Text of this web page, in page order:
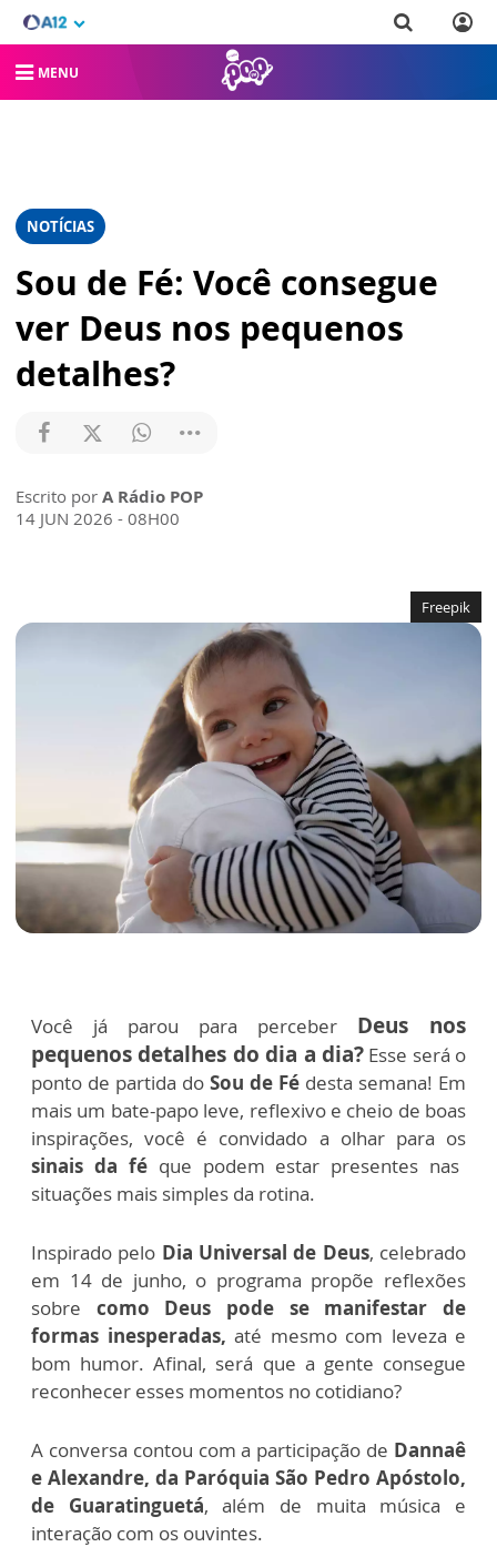
MENU
NOTÍCIAS
Sou de Fé: Você consegue
ver Deus nos pequenos
detalhes?
Escrito por A Rádio POP
14 JUN 2026 - 08H00
Freepik
Você já parou para perceber Deus nos
pequenos detalhes do dia a dia?Esse será o
ponto de partida do Sou de Fé desta semana! Em
mais um bate-papo leve, reflexivo e cheio de boas
inspirações, você é convidado a olhar para os
sinais da fé que podem estar presentes nas
situações mais simples da rotina.
Inspirado pelo Dia Universal de Deus, celebrado
em 14 de junho, o programa propõe reflexões
sobre como Deus pode se manifestar de
formas inesperadas, até mesmo com leveza e
bom humor. Afinal, será que a gente consegue
reconhecer esses momentos no cotidiano?
A conversa contou com a participação de Dannaê
e Alexandre, da Paróquia São Pedro Apóstolo,
de Guaratinguetá, além de muita música e
interação com os ouvintes.